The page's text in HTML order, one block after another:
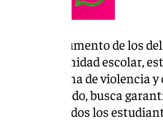
ante el aumento de los
a la comunidad escolar,
forma de violencia
De igual modo, busca
donde todos los